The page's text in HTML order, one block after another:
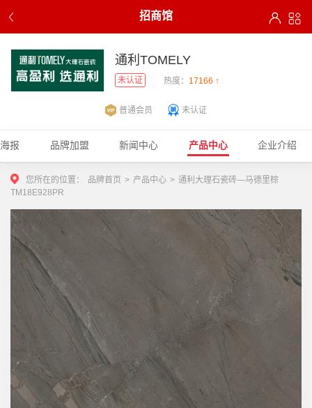
招商馆
通利TOMELY
未认证 热度： 17166 ↑
普通会员 未认证
报 品牌加盟 新闻中心 产品中心 企业介绍
您所在的位置： 品牌首页 > 产品中心 > 通利大理石瓷砖—马德里棕
TM18E928PR